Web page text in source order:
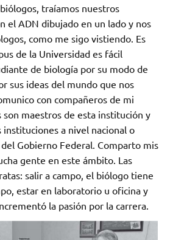
traíamos nuestros
el ADN dibujado en un lado y nos
como me sigo vistiendo. Es
de la Universidad es fácil
de biología por su modo de
sus ideas del mundo que nos
con compañeros de mi
son maestros de esta institución y
a nivel nacional o
Gobierno Federal. Comparto mis
gente en este ámbito. Las
salir a campo, el biólogo tiene
estar en laboratorio u oficina y
la pasión por la carrera.